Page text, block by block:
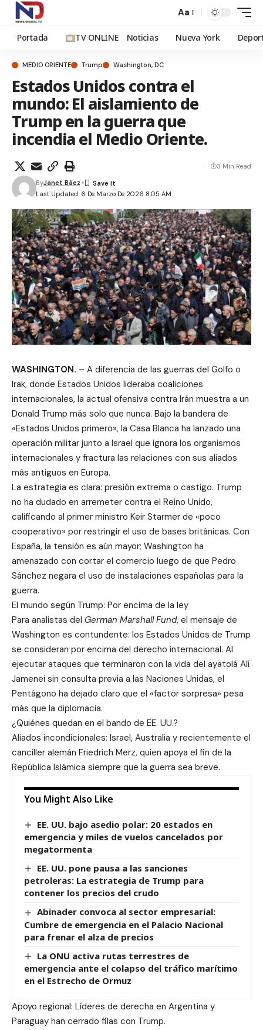
Aa
Portada TV ONLINE Noticias Nueva York
MEDIO ORIENTE Trump Washington, DC
Estados Unidos contra el
mundo: El aislamiento de
Trump en la guerra que
incendia el Medio Oriente.
Last Updated: 6 De Marzo De 2026 8:05 AM
ByJanet Báez
3 Min Read
WASHINGTON. – A diferencia de las guerras del Golfo o
Irak, donde Estados Unidos lideraba coaliciones
internacionales, la actual ofensiva contra Irán muestra a un
Donald Trump más solo que nunca. Bajo la bandera de
«Estados Unidos primero», la Casa Blanca ha lanzado una
operación militar junto a Israel que ignora los organismos
internacionales y fractura las relaciones con sus aliados
más antiguos en Europa.
La estrategia es clara: presión extrema o castigo. Trump
no ha dudado en arremeter contra el Reino Unido,
calificando al primer ministro Keir Starmer de «poco
cooperativo» por restringir el uso de bases británicas. Con
España, la tensión es aún mayor; Washington ha
amenazado con cortar el comercio luego de que Pedro
Sánchez negara el uso de instalaciones españolas para la
guerra.
El mundo según Trump: Por encima de la ley
Para analistas del German Marshall Fund, el mensaje de
Washington es contundente: los Estados Unidos de Trump
se consideran por encima del derecho internacional. Al
ejecutar ataques que terminaron con la vida del ayatolá Alí
Jamenei sin consulta previa a las Naciones Unidas, el
Pentágono ha dejado claro que el «factor sorpresa» pesa
más que la diplomacia.
¿Quiénes quedan en el bando de EE. UU.?
Aliados incondicionales: Israel, Australia y recientemente el
canciller alemán Friedrich Merz, quien apoya el fin de la
República Islámica siempre que la guerra sea breve.
You Might Also Like
EE. UU. bajo asedio polar: 20 estados en
emergencia y miles de vuelos cancelados por
megatormenta
EE. UU. pone pausa a las sanciones
petroleras: La estrategia de Trump para
contener los precios del crudo
Abinader convoca al sector empresarial:
Cumbre de emergencia en el Palacio Nacional
para frenar el alza de precios
La ONU activa rutas terrestres de
emergencia ante el colapso del tráfico marítimo
en el Estrecho de Ormuz
Apoyo regional: Líderes de derecha en Argentina y
Paraguay han cerrado filas con Trump.